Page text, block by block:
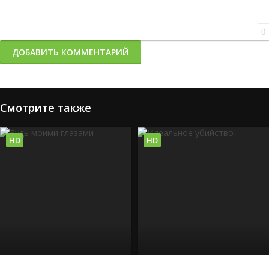
0
ДОБАВИТЬ КОММЕНТАРИЙ
Смотрите также
HD HD